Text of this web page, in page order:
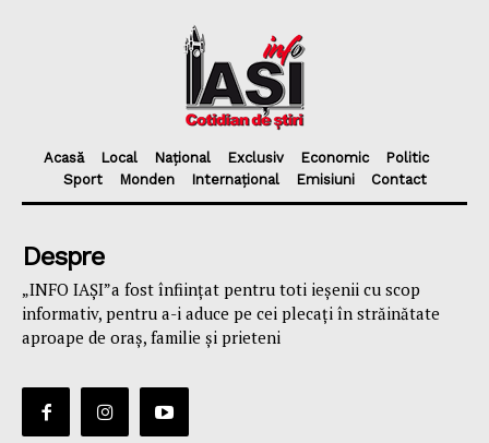
Acasă Local Național Exclusiv Economic
Politic
Sport
Monden Internațional Emisiuni Contact
Despre
„INFO IAȘI”a fost înfiinţat pentru toti ieşenii cu scop
informativ, pentru a-i aduce pe cei plecaţi în străinătate
aproape de oraş, familie și prieteni